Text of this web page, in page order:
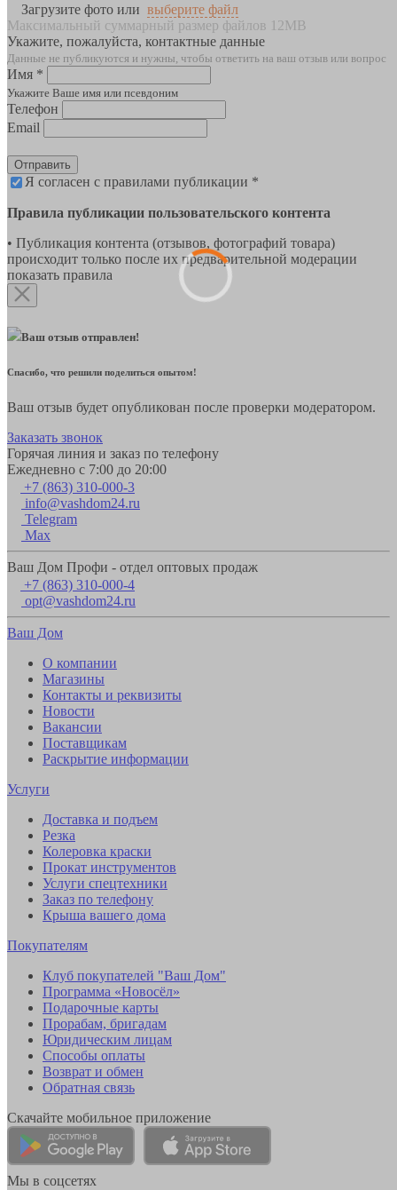
Загрузите фото или выберите файл
Максимальный суммарный размер файлов 12MB
Укажите, пожалуйста, контактные данные
Данные не публикуются и нужны, чтобы ответить на ваш отзыв или вопрос
Имя *
Укажите Ваше имя или псевдоним
Телефон
Email
Отправить
Я согласен с правилами публикации *
Правила публикации пользовательского контента
• Публикация контента (отзывов, фотографий товара)
происходит только после их предварительной модерации
показать правила
Ваш отзыв отправлен!
Спасибо, что решили поделиться опытом!
Ваш отзыв будет опубликован после проверки модератором.
Заказать звонок
Горячая линия и заказ по телефону
Ежедневно с 7:00 до 20:00
+7 (863) 310-000-3
info@vashdom24.ru
Telegram
Max
Ваш Дом Профи - отдел оптовых продаж
+7 (863) 310-000-4
opt@vashdom24.ru
Ваш Дом
О компании
Магазины
Контакты и реквизиты
Новости
Вакансии
Поставщикам
Раскрытие информации
Услуги
Доставка и подъем
Резка
Колеровка краски
Прокат инструментов
Услуги спецтехники
Заказ по телефону
Крыша вашего дома
Покупателям
Клуб покупателей "Ваш Дом"
Программа «Новосёл»
Подарочные карты
Прорабам, бригадам
Юридическим лицам
Способы оплаты
Возврат и обмен
Обратная связь
Скачайте мобильное приложение
Мы в соцсетях